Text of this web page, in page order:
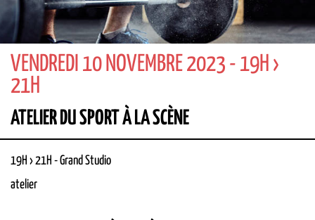
VENDREDI 10 NOVEMBRE 2023 - 19H ›
21H
ATELIER DU SPORT À LA SCÈNE
19H › 21H -Grand Studio
atelier